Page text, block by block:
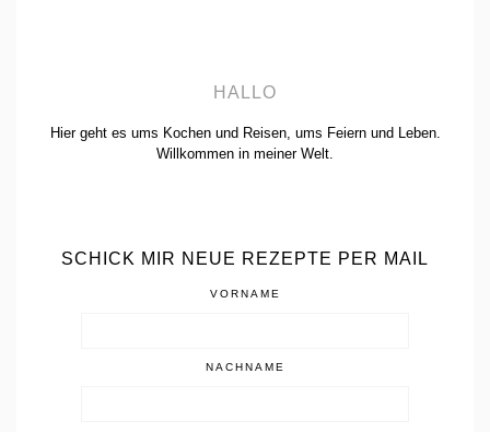
HALLO
Hier geht es ums Kochen und Reisen, ums Feiern und Leben.
Willkommen in meiner Welt.
SCHICK MIR NEUE REZEPTE PER MAIL
VORNAME
NACHNAME